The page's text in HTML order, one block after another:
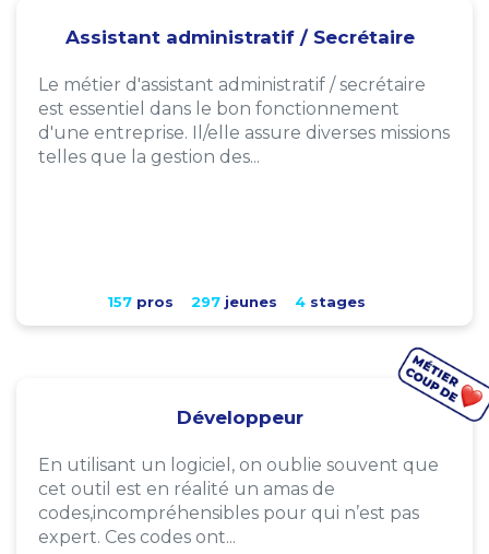
Assistant administratif / Secrétaire
Le métier d'assistant administratif / secrétaire
est essentiel dans le bon fonctionnement
d'une entreprise. Il/elle assure diverses missions
telles que la gestion des...
157pros 297jeunes 4stages
Développeur
En utilisant un logiciel, on oublie souvent que
cet outil est en réalité un amas de
codes,incompréhensibles pour qui n’est pas
expert. Ces codes ont...